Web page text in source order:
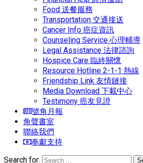
Food 送餐服務
Transportation 交通接送
Cancer Info 癌症資訊
Counseling Service 心理輔導
Legal Assistance 法律諮詢
Hospice Care 臨終關懷
Resource Hotline 2-1-1 熱線
Friendship Link 友情鏈接
Media Download 下載中心
Testimony 癌友見證
號角月報
角聲書室
聯絡我們
奉獻支持
Search for: